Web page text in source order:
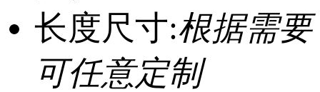
长度尺寸:根据需要
可任意定制